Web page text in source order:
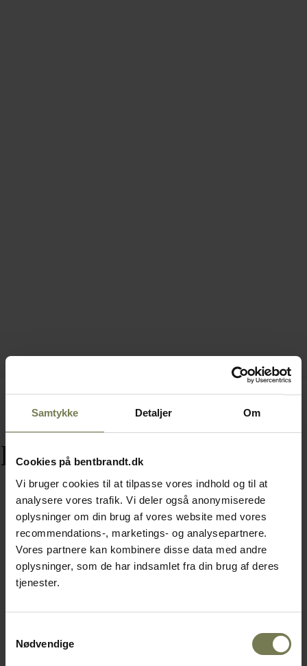
Samtykke Detaljer Om
Cookies på bentbrandt.dk
Vi bruger cookies til at tilpasse vores indhold og til at
analysere vores trafik. Vi deler også anonymiserede
oplysninger om din brug af vores website med vores
recommendations-, marketings- og analysepartnere.
Vores partnere kan kombinere disse data med andre
oplysninger, som de har indsamlet fra din brug af deres
tjenester.
Nødvendige
Relaterede varer
Omtanke